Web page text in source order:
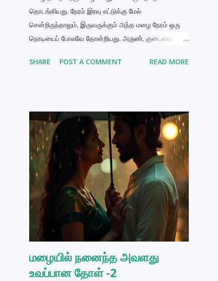
தொடங்கியது. நேரம் இரவு எட்டுக்கு மேல்
சென்றிருந்தாலும், இருவருக்கும் அந்த மழை நேரம் ஒரு
நொடியைப் போலவே தோன்றியது. அருண், குடையை
நனைந்த மணமும், குளிர்ந்த காற்றும் இன்னும் சுற்றி
அருண் பார்ப்பதில் இருந்து அவன் பார்வையை மாற்ற
முடியவில்லை. "நீ சளி பிடித்துவிடுவாய்… வீட்டுக்குப்
போவோம்," — அவன் மெதுவாகச் சொன்னான். மீரா
சிரித்தாள். "அருண்… உனக்கு தெரிகிறதா? இந்த மழை
எனக்கு எப்போதும் பிடித்தது. ஆனால் இன்று… இது வேற
மாதிரி இருந்தது." அவளது குரலில் ஒரு மென்மையான
ரகசியம் இருந்தது. அருண் அதை உணர்ந்தான். "வேற
மாதிரி?" — அவன் அருகே வந்து கேட்டான். மீரா, அவனது
கண்களில் நேராகப் பார்த்தாள். "ஆம்… இந்த மழை…
உன்னால்தான் என் உடல் குளிர்ச்சியைக் கூட சூடாக
உணர்ந்தது." அந்த வார்த்தைகள், அருணின் இதயத்தைத்
தொட்டு, ஒருவிதத் தீப்...
SHARE POST A COMMENT READ MORE
மழையில் நனைந்த அவளது
உவப்பான தோள் -2